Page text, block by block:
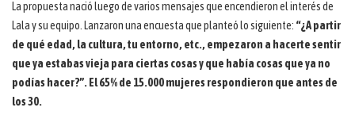
La propuesta nació luego de varios mensajes que encendieron el interés de
Lala y su equipo. Lanzaron una encuesta que planteó lo siguiente: “¿A partir
de qué edad, la cultura, tu entorno, etc., empezaron a hacerte sentir
que ya estabas vieja para ciertas cosas y que había cosas que ya no
podías hacer?”. El 65% de 15.000 mujeres respondieron que antes de
los 30.